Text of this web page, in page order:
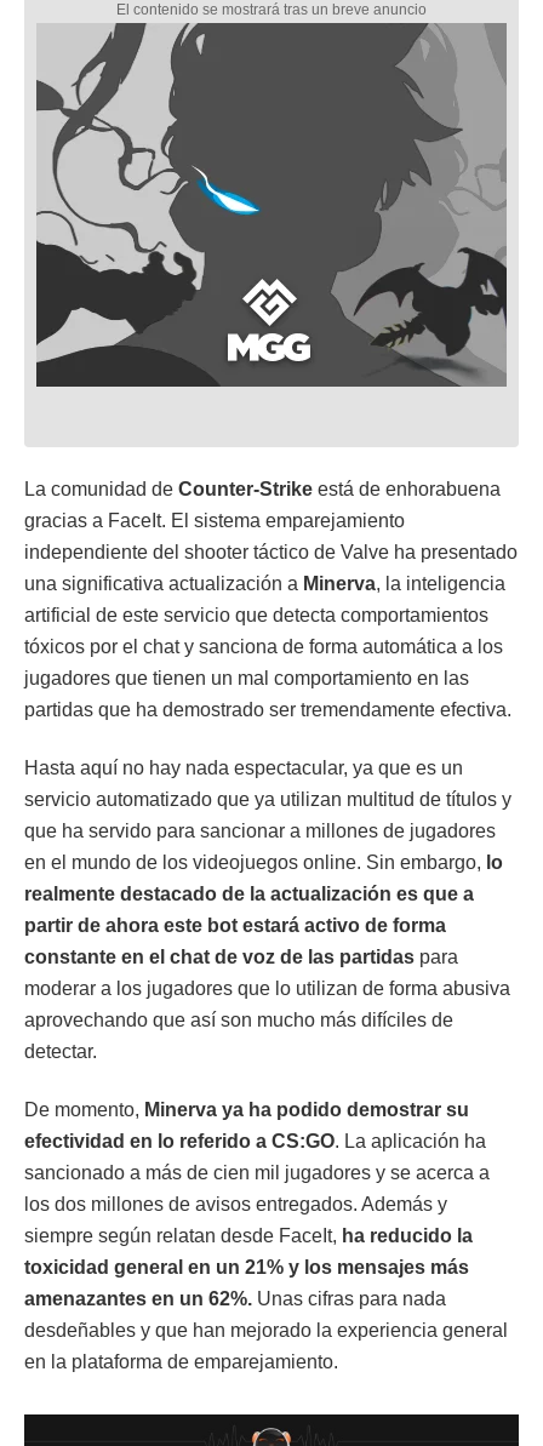
La comunidad de Counter-Strike está de enhorabuena
gracias a FaceIt. El sistema emparejamiento
independiente del shooter táctico de Valve ha presentado
una significativa actualización a Minerva, la inteligencia
artificial de este servicio que detecta comportamientos
tóxicos por el chat y sanciona de forma automática a los
jugadores que tienen un mal comportamiento en las
partidas que ha demostrado ser tremendamente efectiva.
Hasta aquí no hay nada espectacular, ya que es un
servicio automatizado que ya utilizan multitud de títulos y
que ha servido para sancionar a millones de jugadores
en el mundo de los videojuegos online. Sin embargo, lo
realmente destacado de la actualización es que a
partir de ahora este bot estará activo de forma
constante en el chat de voz de las partidas para
moderar a los jugadores que lo utilizan de forma abusiva
aprovechando que así son mucho más difíciles de
detectar.
De momento, Minerva ya ha podido demostrar su
efectividad en lo referido a CS:GO. La aplicación ha
sancionado a más de cien mil jugadores y se acerca a
los dos millones de avisos entregados. Además y
siempre según relatan desde FaceIt, ha reducido la
toxicidad general en un 21% y los mensajes más
amenazantes en un 62%. Unas cifras para nada
desdeñables y que han mejorado la experiencia general
en la plataforma de emparejamiento.